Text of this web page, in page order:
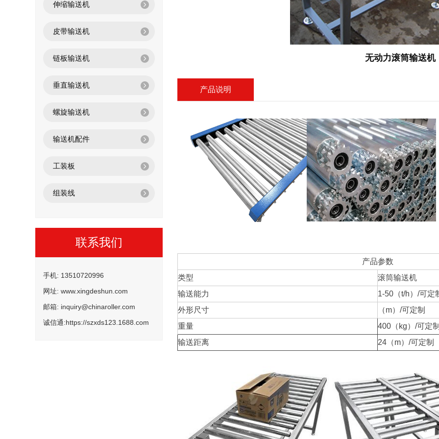
伸缩输送机
皮带输送机
链板输送机
垂直输送机
螺旋输送机
输送机配件
工装板
组装线
联系我们
手机: 13510720996
网址: www.xingdeshun.com
邮箱: inquiry@chinaroller.com
诚信通:https://szxds123.1688.com
无动力滚筒输送机
产品说明
产品参数
类型
滚筒输送机
输送能力
1-50（t/h）/可定
外形尺寸
（m）/可定制
重量
400（kg）/可定
输送距离
24（m）/可定制